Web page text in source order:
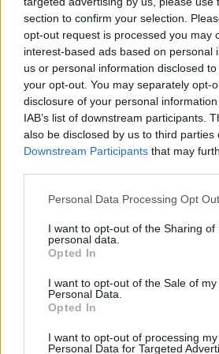
section to confirm your selection.
opt-out request is processed you may
interest-based ads based on personal
us or personal information disclosed
your opt-out. You may separately opt-
disclosure of your personal
IAB’s list of downstream participants.
also be disclosed by us to third parties
Downstream Participants that may
Personal Data Processing Opt
I want to opt-out of the Sharing of
personal data.
Opted In
I want to opt-out of the Sale of my
Personal Data.
Opted In
I want to opt-out of processing my
Personal Data for Targeted
Esim for Global
Esim for USA| Esim for Italy|